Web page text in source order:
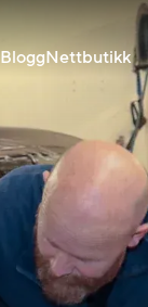
BloggNettbutikk